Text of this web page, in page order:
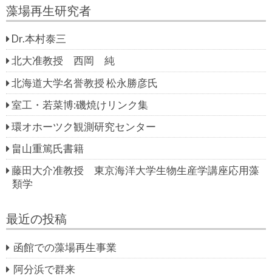
藻場再生研究者
Dr.本村泰三
北大准教授 西岡 純
北海道大学名誉教授 松永勝彦氏
室工・若菜博:磯焼けリンク集
環オホーツク観測研究センター
畠山重篤氏書籍
藤田大介准教授 東京海洋大学生物生産学講座応用藻
類学
最近の投稿
函館での藻場再生事業
阿分浜で群来